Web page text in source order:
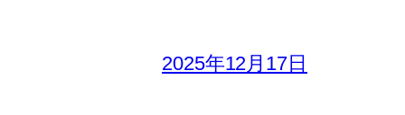
2025年12月17日